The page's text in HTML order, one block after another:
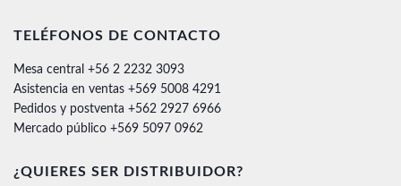
TELÉFONOS DE CONTACTO
Mesa central +56 2 2232 3093
Asistencia en ventas +569 5008 4291
Pedidos y postventa +562 2927 6966
Mercado público +569 5097 0962
¿QUIERES SER DISTRIBUIDOR?